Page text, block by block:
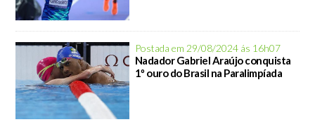
Postada em 29/08/2024 ás 16h07
Nadador Gabriel Araújo conquista
1º ouro do Brasil na Paralimpíada